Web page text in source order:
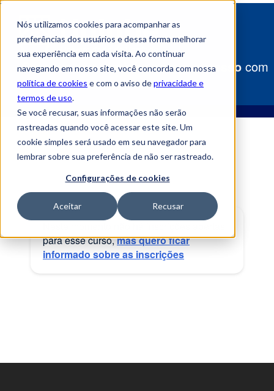
Nós utilizamos cookies para acompanhar as
preferências dos usuários e dessa forma melhorar
sua experiência em cada visita. Ao continuar
navegando em nosso site, você concorda com nossa
política de cookies e com o aviso deprivacidade e
termos de uso.
Se você recusar, suas informações não serão
rastreadas quando você acessar este site. Um
cookie simples será usado em seu navegador para
lembrar sobre sua preferência de não ser rastreado.
Configurações de cookies
Aceitar Recusar
Construaseu caminho para o sucesso com
a Uniube!
para esse curso,mas quero ficar
informado sobre as inscrições